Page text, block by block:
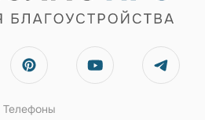
Телефоны